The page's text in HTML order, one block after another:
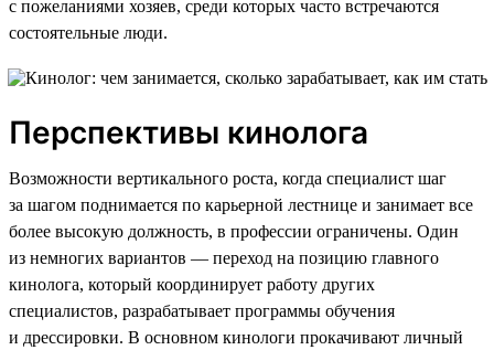
с пожеланиями хозяев, среди которых часто встречаются
состоятельные люди.
Перспективы кинолога
Возможности вертикального роста, когда специалист шаг
за шагом поднимается по карьерной лестнице и занимает все
более высокую должность, в профессии ограничены. Один
из немногих вариантов — переход на позицию главного
кинолога, который координирует работу других
специалистов, разрабатывает программы обучения
и дрессировки. В основном кинологи прокачивают личный